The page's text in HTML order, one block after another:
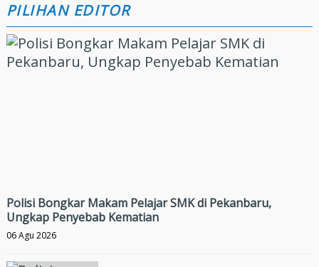
PILIHAN EDITOR
Polisi Bongkar Makam Pelajar SMK di Pekanbaru,
Ungkap Penyebab Kematian
06 Agu 2026